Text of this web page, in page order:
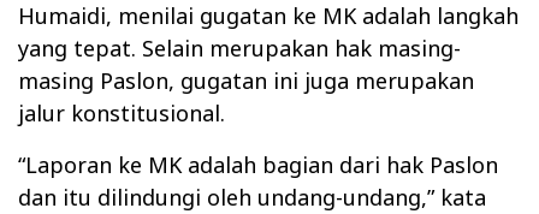
Humaidi, menilai gugatan ke MK adalah langkah
yang tepat. Selain merupakan hak masing-
masing Paslon, gugatan ini juga merupakan
jalur konstitusional.
“Laporan ke MK adalah bagian dari hak Paslon
dan itu dilindungi oleh undang-undang,” kata